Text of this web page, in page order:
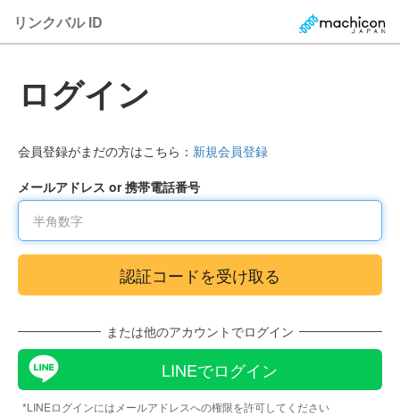
リンクバル ID
ログイン
会員登録がまだの方はこちら： 新規会員登録
メールアドレス or 携帯電話番号
または他のアカウントでログイン
LINEでログイン
*LINEログインにはメールアドレスへの権限を許可してください